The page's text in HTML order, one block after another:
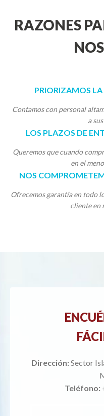
RAZONES
PRIORIZAMOS
Contamos con personal
a
LOS PLAZOS DE
Queremos que cuando
en el
NOS
Ofrecemos garantía en todo
cliente en
Dirección:Sector
Teléfono: